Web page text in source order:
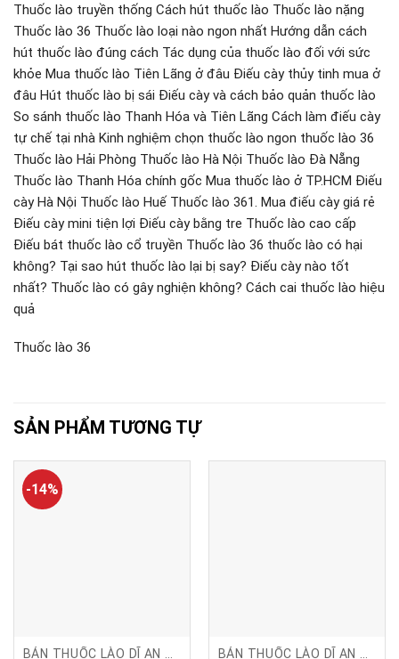
Thuốc lào truyền thống Cách hút thuốc lào Thuốc lào nặng
Thuốc lào 36 Thuốc lào loại nào ngon nhất Hướng dẫn cách
hút thuốc lào đúng cách Tác dụng của thuốc lào đối với sức
khỏe Mua thuốc lào Tiên Lãng ở đâu Điếu cày thủy tinh mua ở
đâu Hút thuốc lào bị sái Điếu cày và cách bảo quản thuốc lào
So sánh thuốc lào Thanh Hóa và Tiên Lãng Cách làm điếu cày
tự chế tại nhà Kinh nghiệm chọn thuốc lào ngon thuốc lào 36
Thuốc lào Hải Phòng Thuốc lào Hà Nội Thuốc lào Đà Nẵng
Thuốc lào Thanh Hóa chính gốc Mua thuốc lào ở TP.HCM Điếu
cày Hà Nội Thuốc lào Huế Thuốc lào 361. Mua điếu cày giá rẻ
Điếu cày mini tiện lợi Điếu cày bằng tre Thuốc lào cao cấp
Điếu bát thuốc lào cổ truyền Thuốc lào 36 thuốc lào có hại
không? Tại sao hút thuốc lào lại bị say? Điếu cày nào tốt
nhất? Thuốc lào có gây nghiện không? Cách cai thuốc lào hiệu
quả
Thuốc lào 36
SẢN PHẨM TƯƠNG TỰ
-14%